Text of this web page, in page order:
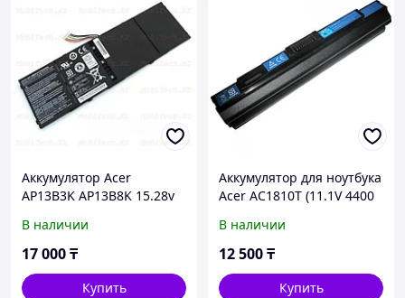
Аккумулятор Acer
AP13B3K AP13B8K 15.28v
V5-572 батарея
аккумулятор ORIGINAL
В наличии
17 000₸
Купить
Аккумулятор для ноутбука
Acer AC1810T (11.1V 4400
В наличии
12 500₸
Купить